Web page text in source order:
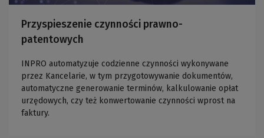
Przyspieszenie czynności prawno-
patentowych
INPRO automatyzuje codzienne czynności wykonywane
przez Kancelarie, w tym przygotowywanie dokumentów,
automatyczne generowanie terminów, kalkulowanie opłat
urzędowych, czy też konwertowanie czynności wprost na
faktury.